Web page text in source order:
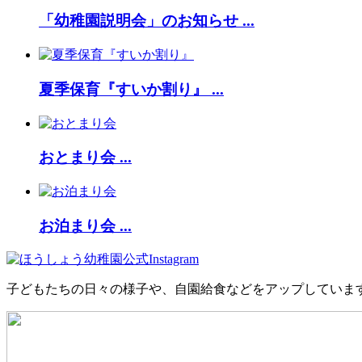
「幼稚園説明会」のお知らせ ...
夏季保育『すいか割り』 ...
おとまり会 ...
お泊まり会 ...
子どもたちの日々の様子や、自園給食などをアップしていま